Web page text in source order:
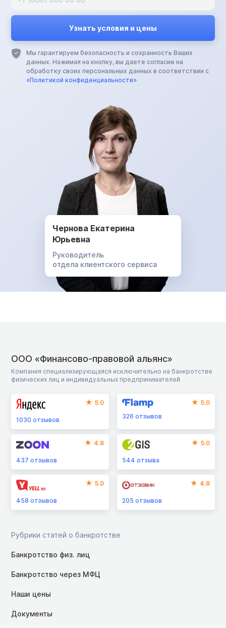
Мы гарантируем безопасность и сохранность Ваших
данных. Нажимая на кнопку, вы даете согласие на
обработку своих персональных данных в соответствии с
«Политикой конфиденциальности»
Чернова Екатерина
Юрьевна
Руководитель
отдела клиентского сервиса
ООО «Финансово-правовой альянс»
Компания специализирующаяся исключительно на банкротстве
физических лиц и индивидуальных предпринимателей
5.0
1030 отзывов
5.0
326отзывов
4.8
437 отзывов
5.0
544отзыва
5.0
458 отзывов
4.8
205отзывов
Рубрики статей о банкротстве
Банкротство физ. лиц
Банкротство через МФЦ
Наши цены
Документы